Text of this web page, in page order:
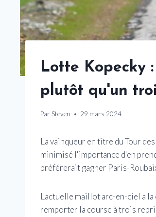
Lotte Kopecky
plutôt qu'un
Par Steven 29 mars 2024
La vainqueur en titre du Tour
minimisé l'importance d'en
préférerait gagner Paris-
L'actuelle maillot arc-en-ciel a
remporter la course à trois